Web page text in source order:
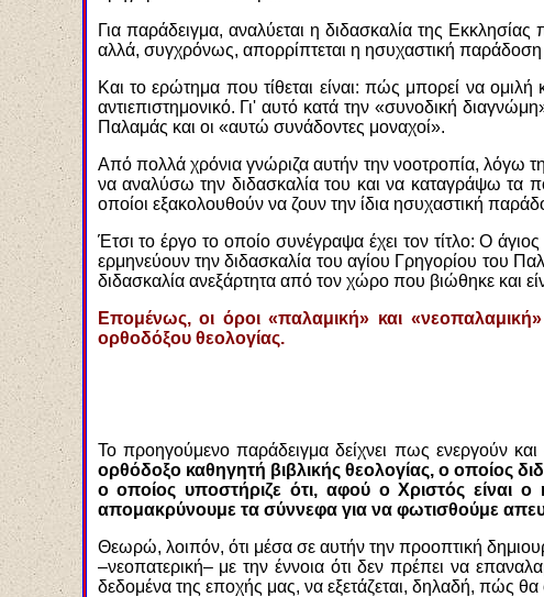
Για παράδειγμα, αναλύεται η διδασκαλία της
αλλά, συγχρόνως, απορρίπτεται η ησυχαστική παράδοση
Και το ερώτημα που τίθεται είναι: πώς μπορεί να
αντιεπιστημονικό. Γι' αυτό κατά την «συνοδική
Παλαμάς και οι «αυτώ συνάδοντες μοναχοί».
Από πολλά χρόνια γνώριζα αυτήν την νοοτροπία, λόγω
να αναλύσω την διδασκαλία του και να καταγράψω τα
οποίοι εξακολουθούν να ζουν την ίδια ησυχαστική
Έτσι το έργο το οποίο συνέγραψα έχει τον τίτλο: Ο
ερμηνεύουν την διδασκαλία του αγίου Γρηγορίου του
διδασκαλία ανεξάρτητα από τον χώρο που βιώθηκε και
Επομένως, οι όροι «παλαμική» και
ορθοδόξου θεολογίας.
Το προηγούμενο παράδειγμα δείχνει πως ενεργούν
ορθόδοξο καθηγητή βιβλικής θεολογίας, ο οποίος
ο οποίος υποστήριζε ότι, αφού ο Χριστός είναι
απομακρύνουμε τα σύννεφα για να φωτισθούμε
Θεωρώ, λοιπόν, ότι μέσα σε αυτήν την προοπτική
–νεοπατερική– με την έννοια ότι δεν πρέπει να
δεδομένα της εποχής μας, να εξετάζεται, δηλαδή, πώς